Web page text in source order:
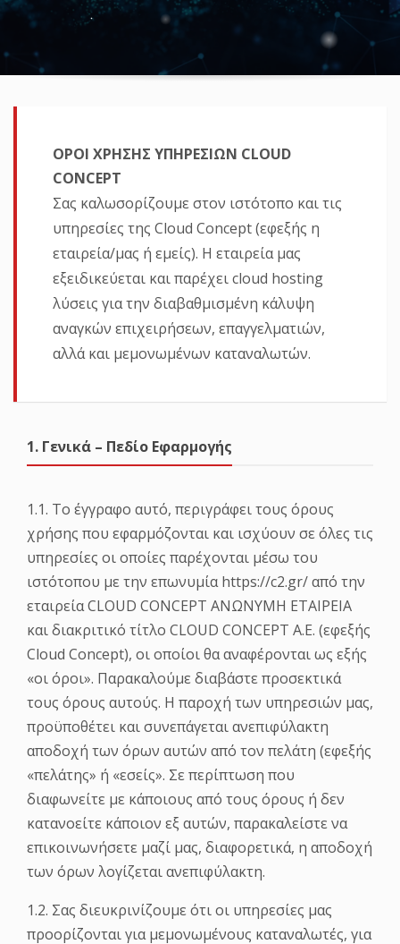
ΟΡΟΙ ΧΡΗΣΗΣ ΥΠΗΡΕΣΙΩΝ CLOUD
CONCEPT
Σας καλωσορίζουμε στον ιστότοπο και τις
υπηρεσίες της Cloud Concept (εφεξής η
εταιρεία/μας ή εμείς). Η εταιρεία μας
εξειδικεύεται και παρέχει cloud hosting
λύσεις για την διαβαθμισμένη κάλυψη
αναγκών επιχειρήσεων, επαγγελματιών,
αλλά και μεμονωμένων καταναλωτών.
1. Γενικά – Πεδίο Εφαρμογής
1.1. Το έγγραφο αυτό, περιγράφει τους όρους
χρήσης που εφαρμόζονται και ισχύουν σε όλες τις
υπηρεσίες οι οποίες παρέχονται μέσω του
ιστότοπου με την επωνυμία https://c2.gr/ από την
εταιρεία CLOUD CONCEPT ΑΝΩΝΥΜΗ ΕΤΑΙΡΕΙΑ
και διακριτικό τίτλο CLOUD CONCEPT Α.Ε. (εφεξής
Cloud Concept), οι οποίοι θα αναφέρονται ως εξής
«οι όροι». Παρακαλούμε διαβάστε προσεκτικά
τους όρους αυτούς. Η παροχή των υπηρεσιών μας,
προϋποθέτει και συνεπάγεται ανεπιφύλακτη
αποδοχή των όρων αυτών από τον πελάτη (εφεξής
«πελάτης» ή «εσείς». Σε περίπτωση που
διαφωνείτε με κάποιους από τους όρους ή δεν
κατανοείτε κάποιον εξ αυτών, παρακαλείστε να
επικοινωνήσετε μαζί μας, διαφορετικά, η αποδοχή
των όρων λογίζεται ανεπιφύλακτη.
1.2. Σας διευκρινίζουμε ότι οι υπηρεσίες μας
προορίζονται για μεμονωμένους καταναλωτές, για